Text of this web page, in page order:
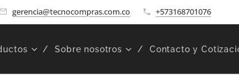
gerencia@tecnocompras.com.co +573168701076
Sobre nosotros Contacto y